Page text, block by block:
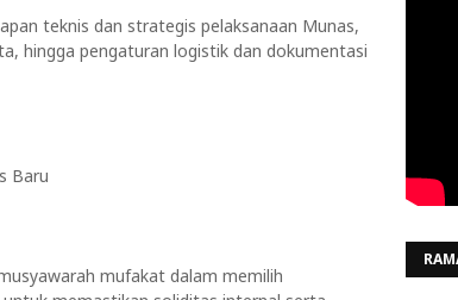
teknis dan strategis pelaksanaan Munas,
hingga pengaturan logistik dan dokumentasi
Baru
mufakat dalam memilih